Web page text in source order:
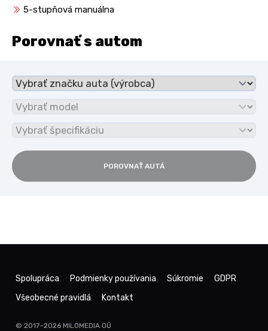
5-stupňová manuálna
Porovnať s autom
POROVNAŤ AUTÁ
Spolupráca Podmienky používania Súkromie
GDPR
Všeobecné pravidlá
Kontakt
© 2017–2026 MILOMEDIA OÜ